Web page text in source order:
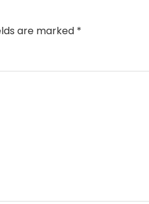
are marked *